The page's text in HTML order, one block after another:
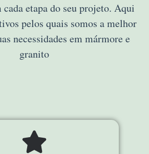
etapa do seu projeto. Aqui
pelos quais somos a melhor
necessidades em mármore e
granito